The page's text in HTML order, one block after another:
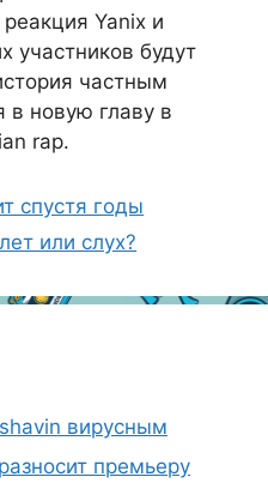
Yanix и
участников будут
частным
в новую главу в
rap.
спустя годы
или слух?
вирусным
премьеру